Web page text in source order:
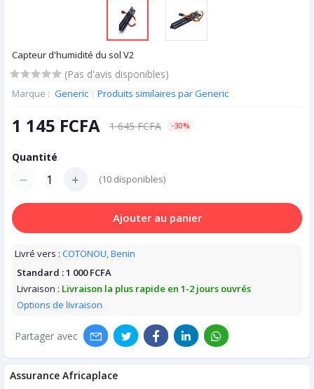
Capteur d'humidité du sol V2
(Pas d'avis disponibles)
Marque : Generic | Produits similaires par Generic
1 145 FCFA 1 645 FCFA -30%
Quantité
(10 disponibles)
Ajouter au panier
Livré vers : COTONOU, Benin
Standard :1 000 FCFA
Livraison : Livraison la plus rapide en 1-2 jours ouvrés
Options de livraison
Partager avec
Assurance Africaplace